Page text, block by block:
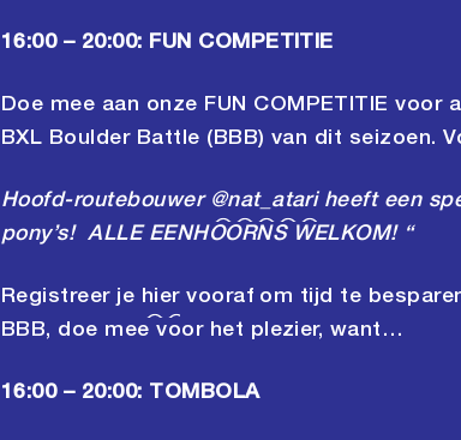
16:00 – 20:00: FUN COMPETITIE
Doe mee aan onze FUN COMPETITIE
BXL Boulder Battle (BBB) van dit seizoen.
Hoofd-routebouwer @nat_atariheeft een
pony’s! ALLE EENHOORNS WELKOM! “
Registreer je hiervooraf om tijd te
BBB, doe mee voor het plezier, want…
16:00 – 20:00: TOMBOLA